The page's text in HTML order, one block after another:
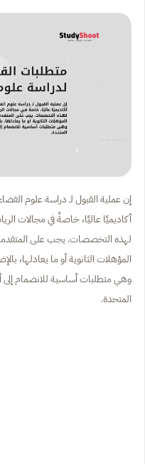
إن عملية القبول لـ دراسة علوم
أكاديميًا عاليًا، خاصةً في مجالات
لهذه التخصصات. يجب على
المؤهلات الثانوية أو ما يعادلها،
وهي متطلبات أساسية للانضمام إلى
المتحدة.